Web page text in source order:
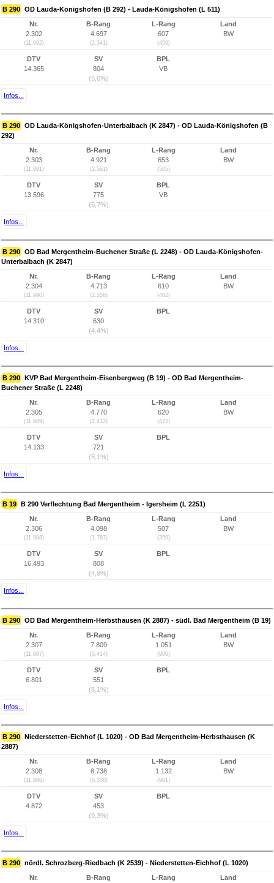
B 290 OD Lauda-Königshofen (B 292) - Lauda-Königshofen (L 511)
Nr.
2.302
(11.992)
B-Rang
4.697
(2.341)
L-Rang
607
(459)
Land
BW
DTV
14.365
SV
804
(5,6%)
BPL
VB
Infos...
B 290 OD Lauda-Königshofen-Unterbalbach (K 2847) - OD Lauda-Königshofen (B
292)
Nr.
2.303
(11.991)
B-Rang
4.921
(2.561)
L-Rang
653
(505)
Land
BW
DTV
13.596
SV
775
(5,7%)
BPL
VB
Infos...
B 290 OD Bad Mergentheim-Buchener Straße (L 2248) - OD Lauda-Königshofen-
Unterbalbach (K 2847)
Nr.
2.304
(11.990)
B-Rang
4.713
(2.356)
L-Rang
610
(462)
Land
BW
DTV
14.310
SV
630
(4,4%)
BPL
Infos...
B 290 KVP Bad Mergentheim-Eisenbergweg (B 19) - OD Bad Mergentheim-
Buchener Straße (L 2248)
Nr.
2.305
(11.989)
B-Rang
4.770
(2.412)
L-Rang
620
(472)
Land
BW
DTV
14.133
SV
721
(5,1%)
BPL
Infos...
B 19 B 290 Verflechtung Bad Mergentheim - Igersheim (L 2251)
Nr.
2.306
(11.988)
B-Rang
4.098
(1.767)
L-Rang
507
(359)
Land
BW
DTV
16.493
SV
808
(4,9%)
BPL
Infos...
B 290 OD Bad Mergentheim-Herbsthausen (K 2887) - südl. Bad Mergentheim (B 19)
Nr.
2.307
(11.987)
B-Rang
7.809
(5.414)
L-Rang
1.051
(900)
Land
BW
DTV
6.801
SV
551
(8,1%)
BPL
Infos...
B 290 Niederstetten-Eichhof (L 1020) - OD Bad Mergentheim-Herbsthausen (K
2887)
Nr.
2.308
(11.986)
B-Rang
8.738
(6.338)
L-Rang
1.132
(981)
Land
BW
DTV
4.872
SV
453
(9,3%)
BPL
Infos...
B 290 nördl. Schrozberg-Riedbach (K 2539) - Niederstetten-Eichhof (L 1020)
Nr.
B-Rang
L-Rang
Land